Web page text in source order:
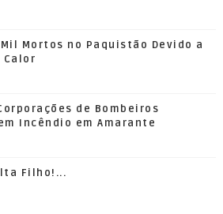
Mortos no Paquistão Devido a
Calor
de Bombeiros
Incêndio em Amarante
Filho!...